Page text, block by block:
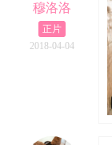
穆洛洛
正片
2018-04-04